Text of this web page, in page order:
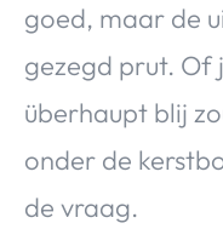
goed, maar de
gezegd prut. Of
überhaupt blij
onder de
de vraag.